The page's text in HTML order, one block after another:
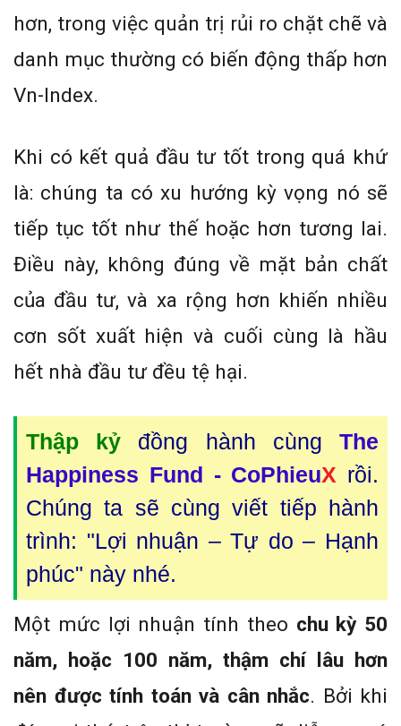
hơn, trong việc quản trị rủi ro chặt chẽ và
danh mục thường có biến động thấp hơn
Vn-Index.
Khi có kết quả đầu tư tốt trong quá khứ
là: chúng ta có xu hướng kỳ vọng nó sẽ
tiếp tục tốt như thế hoặc hơn tương lai.
Điều này, không đúng về mặt bản chất
của đầu tư, và xa rộng hơn khiến nhiều
cơn sốt xuất hiện và cuối cùng là hầu
hết nhà đầu tư đều tệ hại.
Thập kỷ đồng hành cùngThe
Happiness Fund - CoPhieuX rồi.
Chúng ta sẽ cùng viết tiếp hành
trình: "Lợi nhuận – Tự do – Hạnh
phúc" này nhé.
Một mức lợi nhuận tính theo chu kỳ 50
năm, hoặc 100 năm, thậm chí lâu hơn
nên được tính toán và cân nhắc. Bởi khi